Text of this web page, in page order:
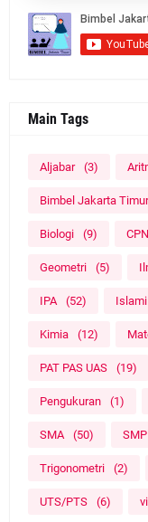
Main Tags
Aljabar (3)
Bimbel Jakarta Timur
Biologi (9)
Geometri (5)
IPA (52) Islami
Kimia (12)
PAT PAS UAS (19)
Pengukuran (1)
SMA (50) SMP
Trigonometri (2)
UTS/PTS (6)